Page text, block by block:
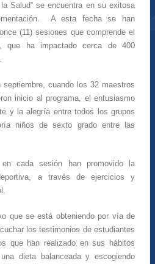
Salud” se encuentra en su exitosa
A esta fecha se han
(11) sesiones que comprende el
que ha impactado cerca de 400
septiembre, cuando los 32 maestros
inicio al programa, el entusiasmo
y la alegría entre todos los grupos
niños de sexto grado entre las
en cada sesión han promovido la
a través de ejercicios y
que se está obteniendo por vía de
los testimonios de estudiantes
que han realizado en sus hábitos
dieta balanceada y escogiendo